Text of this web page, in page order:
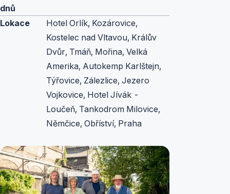
dnů
Lokace
Hotel Orlík, Kozárovice,
Kostelec nad Vltavou, Králův
Dvůr, Tmáň, Mořina, Velká
Amerika, Autokemp Karlštejn,
Týřovice, Zálezlice, Jezero
Vojkovice, Hotel Jívák -
Loučeň, Tankodrom Milovice,
Němčice, Obříství, Praha